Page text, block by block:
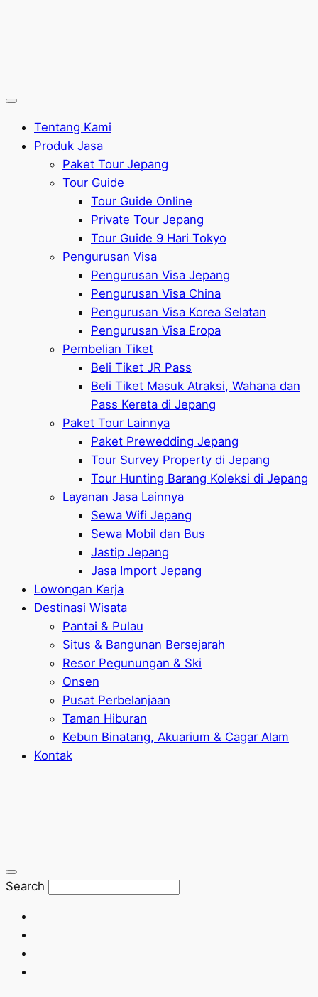
Tentang Kami
Produk Jasa
Paket Tour Jepang
Tour Guide
Tour Guide Online
Private Tour Jepang
Tour Guide 9 Hari Tokyo
Pengurusan Visa
Pengurusan Visa Jepang
Pengurusan Visa China
Pengurusan Visa Korea Selatan
Pengurusan Visa Eropa
Pembelian Tiket
Beli Tiket JR Pass
Beli Tiket Masuk Atraksi, Wahana dan
Pass Kereta di Jepang
Paket Tour Lainnya
Paket Prewedding Jepang
Tour Survey Property di Jepang
Tour Hunting Barang Koleksi di Jepang
Layanan Jasa Lainnya
Sewa Wifi Jepang
Sewa Mobil dan Bus
Jastip Jepang
Jasa Import Jepang
Lowongan Kerja
Destinasi Wisata
Pantai & Pulau
Situs & Bangunan Bersejarah
Resor Pegunungan & Ski
Onsen
Pusat Perbelanjaan
Taman Hiburan
Kebun Binatang, Akuarium & Cagar Alam
Kontak
Search